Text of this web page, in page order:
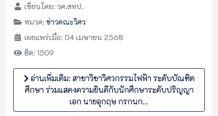
เขียนโดย: วศ.สทป.
หมวด: ข่าวคณะวิศว
เผยแพร่เมื่อ: 04 เมษายน 2568
ฮิต: 1509
อ่านเพิ่มเติม: สาขาวิชาวิศวกรรมไฟฟ้า ระดับบัณฑิต
ศึกษา ร่วมแสดงความยินดีกับนักศึกษาระดับปริญญา
เอก นายอุกฤษ กรกนก...